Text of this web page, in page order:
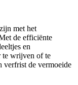
met het
de efficiënte
en
te wrijven of te
de vermoeide